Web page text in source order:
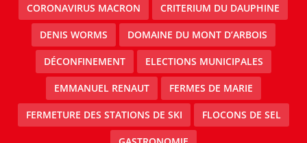
CORONAVIRUS MACRON CRITERIUM DU DAUPHINE
DENIS WORMS DOMAINE DU MONT D’ARBOIS
DÉCONFINEMENT ELECTIONS MUNICIPALES
EMMANUEL RENAUT FERMES DE MARIE
FERMETURE DES STATIONS DE SKI FLOCONS DE SEL